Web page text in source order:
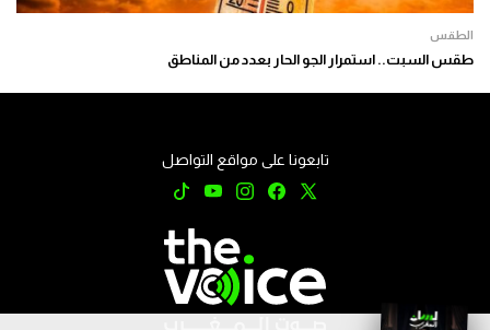
الطقس
طقس السبت.. استمرار الجو الحار بعدد من المناطق
تابعونا على مواقع التواصل